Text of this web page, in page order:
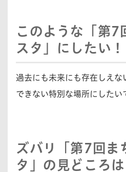
このような「第7
スタ」にしたい！
過去にも未来にも存在しえな
できない特別な場所にしたい
ズバリ「第7回ま
タ」の見どころは